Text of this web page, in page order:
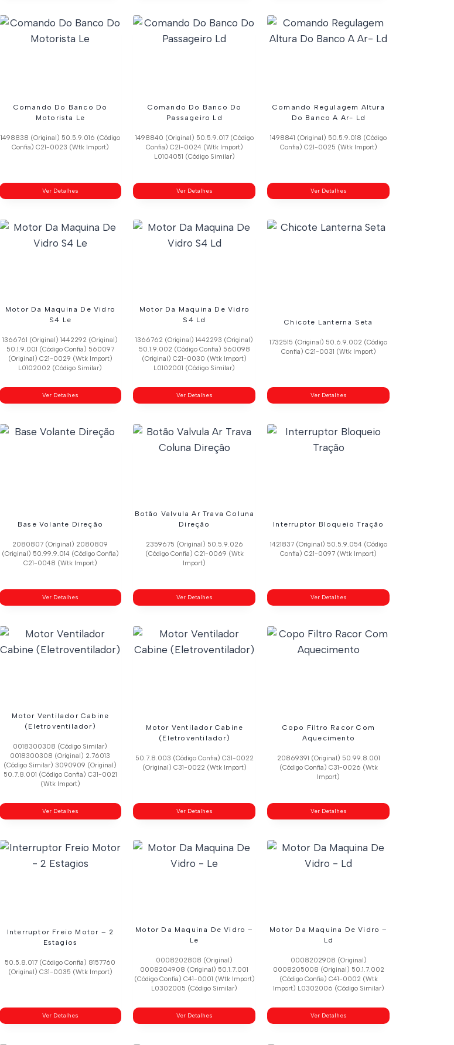
Comando Do Banco Do
Motorista Le
1498838 (Original) 50.5.9.016 (Código
Confia) C21-0023 (Wtk Import)
Ver Detalhes
Comando Do Banco Do
Passageiro Ld
1498840 (Original) 50.5.9.017 (Código
Confia) C21-0024 (Wtk Import)
L0104051 (Código Similar)
Ver Detalhes
Comando Regulagem Altura
Do Banco A Ar- Ld
1498841 (Original) 50.5.9.018 (Código
Confia) C21-0025 (Wtk Import)
Ver Detalhes
Motor Da Maquina De Vidro
S4 Le
1366761 (Original) 1442292 (Original)
50.1.9.001 (Código Confia) 560097
(Original) C21-0029 (Wtk Import)
L0102002 (Código Similar)
Ver Detalhes
Motor Da Maquina De Vidro
S4 Ld
1366762 (Original) 1442293 (Original)
50.1.9.002 (Código Confia) 560098
(Original) C21-0030 (Wtk Import)
L0102001 (Código Similar)
Ver Detalhes
Chicote Lanterna Seta
1732515 (Original) 50.6.9.002 (Código
Confia) C21-0031 (Wtk Import)
Ver Detalhes
Base Volante Direção
2080807 (Original) 2080809
(Original) 50.99.9.014 (Código Confia)
C21-0048 (Wtk Import)
Ver Detalhes
Botão Valvula Ar Trava Coluna
Direção
2359675 (Original) 50.5.9.026
(Código Confia) C21-0069 (Wtk
Import)
Ver Detalhes
Interruptor Bloqueio Tração
1421837 (Original) 50.5.9.054 (Código
Confia) C21-0097 (Wtk Import)
Ver Detalhes
Motor Ventilador Cabine
(Eletroventilador)
0018300308 (Código Similar)
0018300308 (Original) 2.76013
(Código Similar) 3090909 (Original)
50.7.8.001 (Código Confia) C31-0021
(Wtk Import)
Ver Detalhes
Motor Ventilador Cabine
(Eletroventilador)
50.7.8.003 (Código Confia) C31-0022
(Original) C31-0022 (Wtk Import)
Ver Detalhes
Copo Filtro Racor Com
Aquecimento
20869391 (Original) 50.99.8.001
(Código Confia) C31-0026 (Wtk
Import)
Ver Detalhes
Interruptor Freio Motor – 2
Estagios
50.5.8.017 (Código Confia) 8157760
(Original) C31-0035 (Wtk Import)
Ver Detalhes
Motor Da Maquina De Vidro –
Le
0008202808 (Original)
0008204908 (Original) 50.1.7.001
(Código Confia) C41-0001 (Wtk Import)
L0302005 (Código Similar)
Ver Detalhes
Motor Da Maquina De Vidro –
Ld
0008202908 (Original)
0008205008 (Original) 50.1.7.002
(Código Confia) C41-0002 (Wtk
Import) L0302006 (Código Similar)
Ver Detalhes